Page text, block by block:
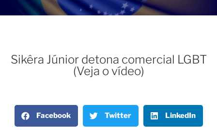
Sikêra Júnior detona comercial LGBT
(Veja o vídeo)
Facebook Twitter LinkedIn